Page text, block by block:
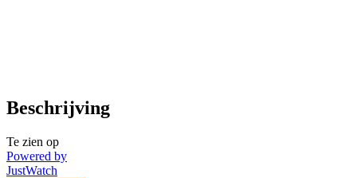
Beschrijving
Te zien op
Powered by
JustWatch